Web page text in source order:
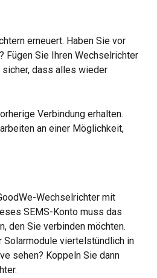
erneuert. Haben Sie vor
Fügen Sie Ihren Wechselrichter
sicher, dass alles wieder
Verbindung erhalten.
an einer Möglichkeit,
Wechselrichter mit
SEMS-Konto muss das
den Sie verbinden möchten.
Solarmodule viertelstündlich in
sehen? Koppeln Sie dann